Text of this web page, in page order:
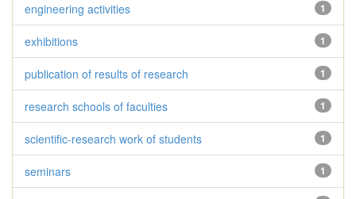
1
engineering activities
1
exhibitions
1
publication of results of research
1
research schools of faculties
1
scientific-research work of students
1
seminars